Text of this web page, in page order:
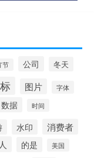
节 公司 冬天
图片 字体
数据 时间
水印 消费者
的是 美国